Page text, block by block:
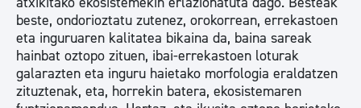
beste, ondorioztatu zutenez, orokorrean, errekastoen
eta inguruaren kalitatea bikaina da, baina sareak
hainbat oztopo zituen, ibai-errekastoen loturak
galarazten eta inguru haietako morfologia eraldatzen
zituztenak, eta, horrekin batera, ekosistemaren